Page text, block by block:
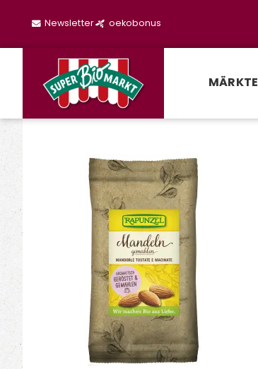
Newsletter oekobonus
MÄRKTE